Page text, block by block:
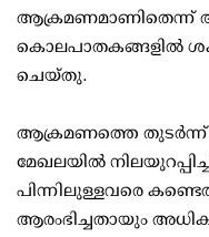
ആക്രമണമാണിതെന്ന്
കൊലപാതകങ്ങളില്‍
ചെയ്തു.
ആക്രമണത്തെ
മേഖലയില്‍
പിന്നിലുള്ളവരെ
ആരംഭിച്ചതായും